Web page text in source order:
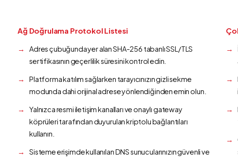
Ağ Doğrulama Protokol Listesi
Adres çubuğunda yer alan SHA-256 tabanlı SSL/TLS
sertifikasının geçerlilik süresini kontrol edin.
Platforma katılım sağlarken tarayıcınızın gizli sekme
modunda dahi orijinal adrese yönlendiğinden emin olun.
Yalnızca resmi iletişim kanalları ve onaylı gateway
köprüleri tarafından duyurulan kriptolu bağlantıları
kullanın.
Sisteme erişimde kullanılan DNS sunucularınızın güvenli ve